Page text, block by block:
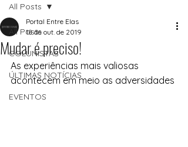
All Posts
COLUNISTAS
ÚLTIMAS NOTÍCIAS
EVENTOS
All Posts
Mudar é preciso!
Portal Entre Elas
18 de out. de 2019
As experiências mais valiosas
acontecem em meio as adversidades